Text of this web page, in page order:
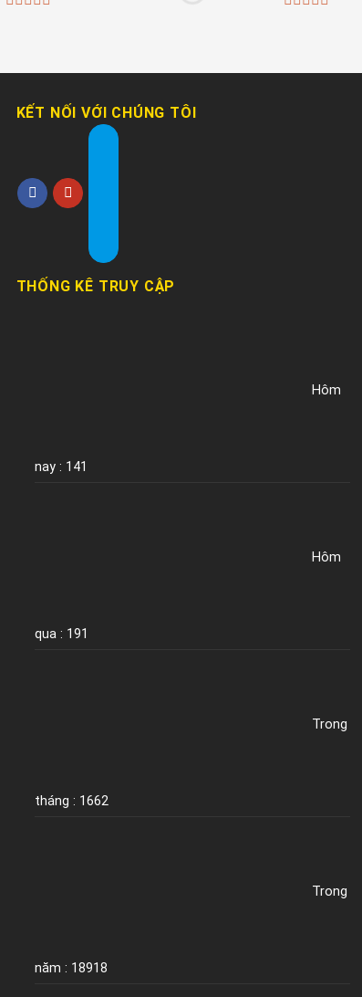
KẾT NỐI VỚI CHÚNG TÔI
THỐNG KÊ TRUY CẬP
Hôm
nay : 141
Hôm
qua : 191
Trong
tháng : 1662
Trong
năm : 18918